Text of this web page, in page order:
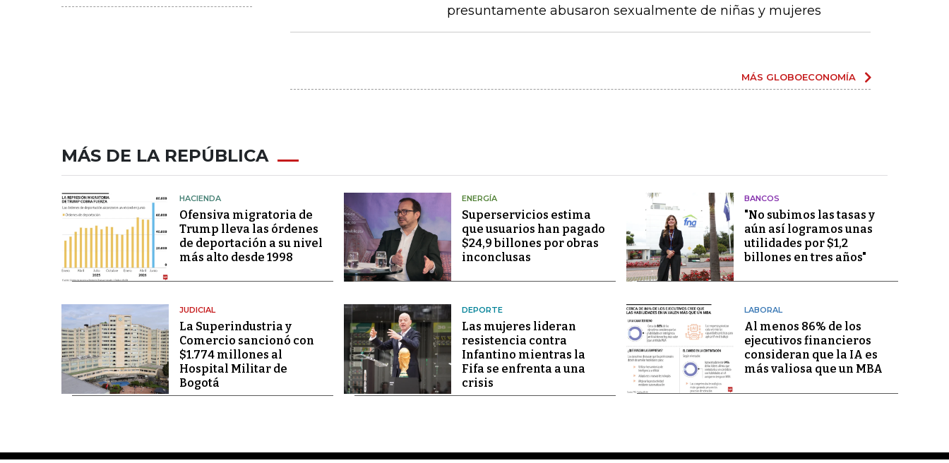
presuntamente abusaron sexualmente de niñas y mujeres
MÁS GLOBOECONOMÍA
MÁS DE LA REPÚBLICA
HACIENDA
Ofensiva migratoria de
Trump lleva las órdenes
de deportación a su nivel
más alto desde 1998
ENERGÍA
Superservicios estima
que usuarios han pagado
$24,9 billones por obras
inconclusas
BANCOS
"No subimos las tasas y
aún así logramos unas
utilidades por $1,2
billones en tres años"
JUDICIAL
La Superindustria y
Comercio sancionó con
$1.774 millones al
Hospital Militar de
Bogotá
DEPORTE
Las mujeres lideran
resistencia contra
Infantino mientras la
Fifa se enfrenta a una
crisis
LABORAL
Al menos 86% de los
ejecutivos financieros
consideran que la IA es
más valiosa que un MBA